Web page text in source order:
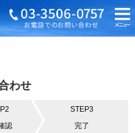
わせ
認
STEP3
完了